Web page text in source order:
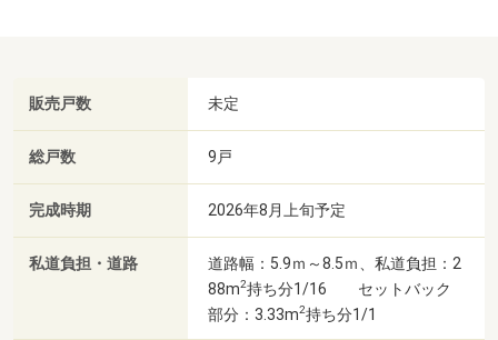
販売戸数 未定
総戸数 9戸
完成時期 2026年8月上旬予定
私道負担・道路
道路幅：5.9ｍ～8.5ｍ、私道負担：2
88m2持ち分1/16 セットバック
部分：3.33m2持ち分1/1